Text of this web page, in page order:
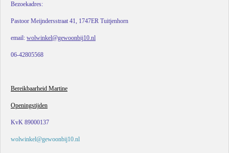
Bezoekadres:
Pastoor Meijndersstraat 41, 1747ER Tuitjenhorn
email: wolwinkel@gewoonbij10.nl
06-42805568
Bereikbaarheid Martine
Openingstijden
KvK 89000137
wolwinkel@gewoonbij10.nl